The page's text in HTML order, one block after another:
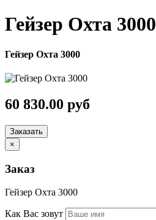
Гейзер Охта 3000
Гейзер Охта 3000
60 830.00 руб
Заказать
×
Заказ
Гейзер Охта 3000
Как Вас зовут